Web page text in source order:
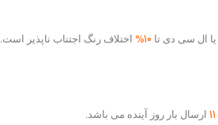
۱۰%
اختلاف رنگ اجتناب ناپذیر است.
۱۱ ارسال بار روز آینده می باشد.